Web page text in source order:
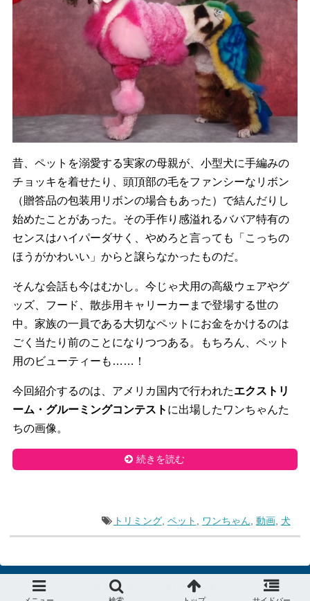
昔、ペットを溺愛する実家の母親が、小型犬に手編みの
チョッキを着せたり、頭頂部の毛をファンシーなリボン
（贈答品の包装用リボンの場合もあった） で結んだりし
始めたことがあった。 その手作り感溢れるババア特有の
センスはハイパーダサく、やめろと言っても「こっちの
ほうがかわいい」からと譲らなかったものだ。
そんな会話も今はむかし。今じゃ犬用の高級ウェアやグ
ッズ、 フード、散歩用キャリーカーまで登場する世の
中。家族の一員である大切なペットにお金をかけるのは
ごく当たり前のことになりつつある。もちろん、ペット
用のビューティーも……！
今回紹介するのは、アメリカ国内で行われたエクストリ
ーム・ グルーミングコンテスト に出場したワンちゃんた
ちの画像。
続きを読む
トリミング, ペット , ワンちゃん, 動画, 犬
© 2015 デラべっぴんニュース